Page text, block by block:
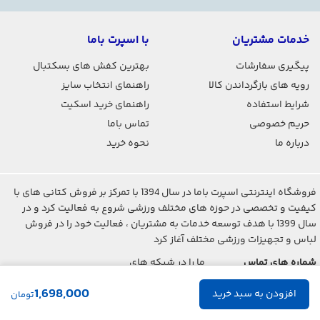
1,698,000تومان
خدمات مشتریان
پیگیری سفارشات
رویه های بازگرداندن کالا
شرایط استفاده
حریم خصوصی
درباره ما
با اسپرت باما
بهترین کفش های بسکتبال
راهنمای انتخاب سایز
راهنمای خرید اسکیت
تماس باما
نحوه خرید
فروشگاه اینترنتی اسپرت باما در سال 1394 با تمرکز بر فروش کتانی های با
کیفیت و تخصصی در حوزه های مختلف ورزشی شروع به فعالیت کرد و در
سال 1399 با هدف توسعه خدمات به مشتریان ، فعالیت خود را در فروش
لباس و تجهیزات ورزشی مختلف آغاز کرد
شماره های تماس
021-2842-7275
ما را در شبکه های
اجتماعی دنبال کنید